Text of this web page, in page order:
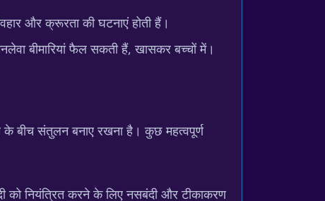
और क्रूरता की घटनाएं होती हैं।
बीमारियां फैल सकती हैं, खासकर बच्चों में।
के बीच संतुलन बनाए रखना है। कुछ महत्वपूर्ण
को नियंत्रित करने के लिए नसबंदी और टीकाकरण